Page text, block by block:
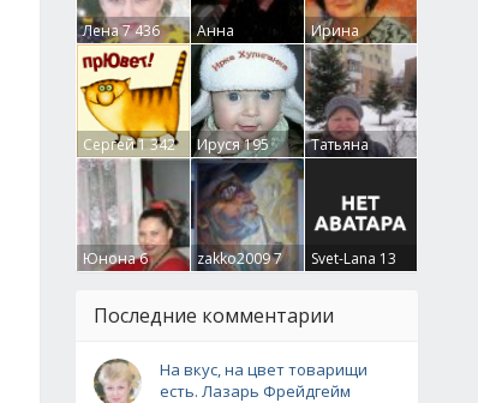
Лена7 436
Анна
Гумлевая0
Ирина
Бруцкая41
Сергей1 342 Ируся195
Татьяна
Крючкова0
Юнона6 zakko20097 Svet-Lana 13
Последние комментарии
На вкус, на цвет товарищи
есть. Лазарь Фрейдгейм